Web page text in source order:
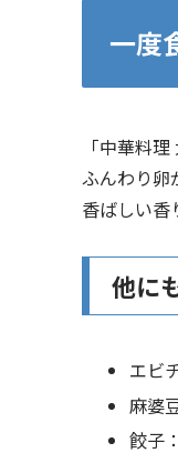
一度
「中華料
ふんわり卵
香ばしい香
他に
エビ
麻婆
餃子